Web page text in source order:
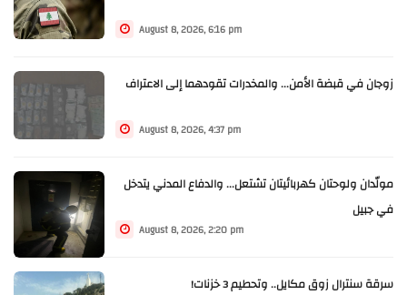
August 8, 2026, 6:16 pm
زوجان في قبضة الأمن... والمخدرات تقودهما إلى الاعتراف
August 8, 2026, 4:37 pm
مولّدان ولوحتان كهربائيتان تشتعل... والدفاع المدني يتدخل
في جبيل
August 8, 2026, 2:20 pm
سرقة سنترال زوق مكايل.. وتحطيم 3 خزنات!